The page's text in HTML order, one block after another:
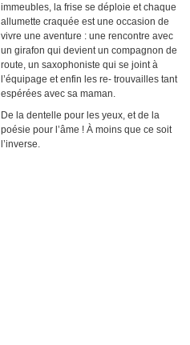
immeubles, la frise se déploie et chaque
allumette craquée est une occasion de
vivre une aventure : une rencontre avec
un girafon qui devient un compagnon de
route, un saxophoniste qui se joint à
l’équipage et enfin les re- trouvailles tant
espérées avec sa maman.
De la dentelle pour les yeux, et de la
poésie pour l’âme ! À moins que ce soit
l’inverse.